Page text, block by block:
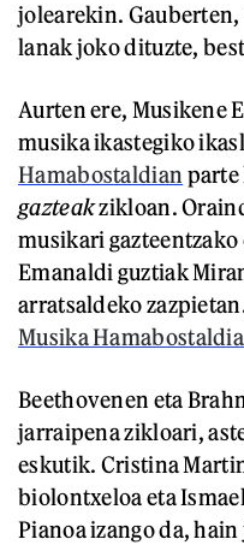
jolearekin.
lanak joko dituzte,
Aurten ere, Musikene
musika ikastegiko
Hamabostaldian parte
gazteakzikloan.
musikari
Emanaldi guztiak
arratsaldeko
Musika
Beethovenen eta
jarraipena zikloari,
eskutik. Cristina
biolontxeloa eta
Pianoa izango da,